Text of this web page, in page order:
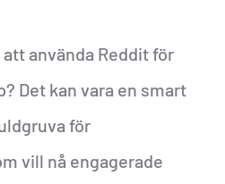
använda Reddit för
Det kan vara en smart
för
vill nå engagerade